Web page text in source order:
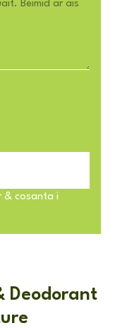
& cosanta i
Deodorant